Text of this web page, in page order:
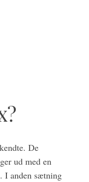
De
ud med en
I anden sætning